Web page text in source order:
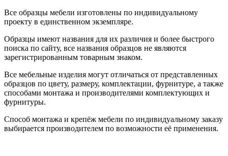
Все образцы мебели изготовлены по индивидуальному
проекту в единственном экземпляре.
Образцы имеют названия для их различия и более быстрого
поиска по сайту, все названия образцов не являются
зарегистрированным товарным знаком.
Все мебельные изделия могут отличаться от представленных
образцов по цвету, размеру, комплектации, фурнитуре, а также
способами монтажа и производителями комплектующих и
фурнитуры.
Способ монтажа и крепёж мебели по индивидуальному заказу
выбирается производителем по возможности её применения.